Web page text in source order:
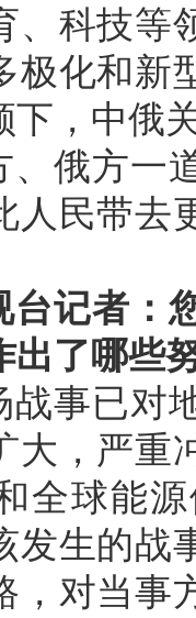
、科技等
极化和新
下，中俄
、俄方一
人民带去
台记者：
出了哪些
战事已对
大，严重
全球能
发生的战
，对当事